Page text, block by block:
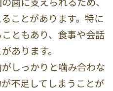
ことがあります。特に
ともあり、食事や会話
あります。
しっかりと噛み合わな
不足してしまうことが